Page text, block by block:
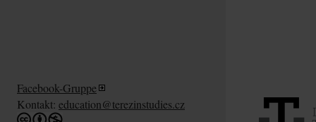
Facebook-Gruppe
Kontakt: education@terezinstudies.cz